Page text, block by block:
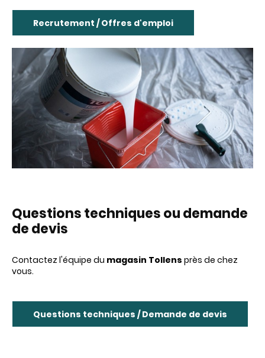
Recrutement / Offres d'emploi
Questions techniques ou demande
de devis
Contactez l'équipe du magasin Tollens près de chez
vous.
Questions techniques / Demande de devis